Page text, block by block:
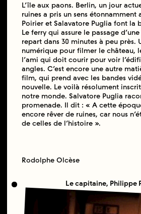
L’île aux paons. Berlin, un jour
ruines a pris un sens étonnamment
Poirier et Salavatore Puglia font la
Le ferry qui assure le passage
repart dans 30 minutes à peu près.
numérique pour filmer le château,
l’ami qui doit courir pour voir
angles. C’est encore une autre
film, qui prend avec les bandes
nouvelle. Le voilà résolument
notre monde. Salvatore Puglia
promenade. Il dit : « A cette
encore rêver de ruines, car nous
de celles de l’histoire ».
Rodolphe Olcèse
Le capitaine, Philippe